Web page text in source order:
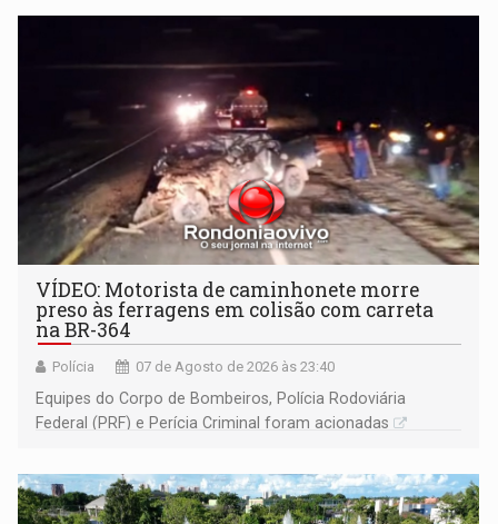
VÍDEO: Motorista de caminhonete morre
preso às ferragens em colisão com carreta
na BR-364
Polícia 07 de Agosto de 2026 às 23:40
Equipes do Corpo de Bombeiros, Polícia Rodoviária
Federal (PRF) e Perícia Criminal foram acionadas